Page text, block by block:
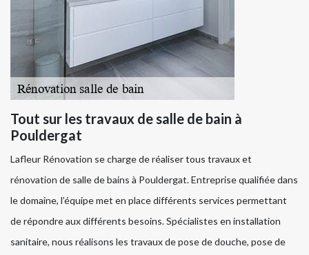
Tout sur les travaux de salle de bain à
Pouldergat
Lafleur Rénovation se charge de réaliser tous travaux et
rénovation de salle de bains à Pouldergat. Entreprise qualifiée dans
le domaine, l’équipe met en place différents services permettant
de répondre aux différents besoins. Spécialistes en installation
sanitaire, nous réalisons les travaux de pose de douche, pose de